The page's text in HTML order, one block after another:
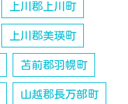
上川郡上川町
上川郡美瑛町
苫前郡羽幌町
山越郡長万部町